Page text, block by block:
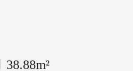
38.88m²